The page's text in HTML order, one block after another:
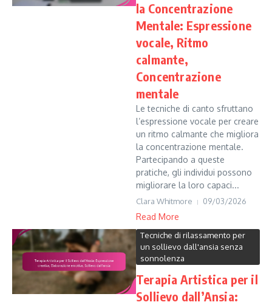
la Concentrazione
Mentale: Espressione
vocale, Ritmo
calmante,
Concentrazione
mentale
Le tecniche di canto sfruttano
l’espressione vocale per creare
un ritmo calmante che migliora
la concentrazione mentale.
Partecipando a queste
pratiche, gli individui possono
migliorare la loro capaci...
Clara Whitmore 09/03/2026
Read More
Tecniche di rilassamento per
un sollievo dall'ansia senza
sonnolenza
Terapia Artistica per il
Sollievo dall’Ansia: